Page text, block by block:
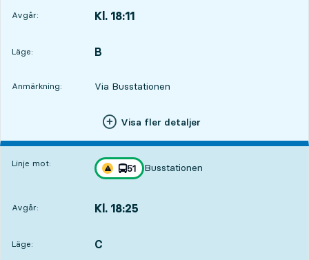
Avgår: Kl. 18:11
Läge:
LÄGE, B
,
Anmärkning: Via Busstationen
Visa fler detaljer
Linje mot:
Trafikstörning på resan finns
linje
51
mot
Busstationen
,
Avgår: Kl. 18:25
Läge:
LÄGE, C
,